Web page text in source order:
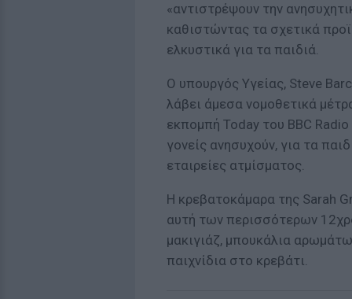
«αντιστρέψουν την
καθιστώντας τα σχετικά
ελκυστικά για τα παιδιά.
Ο υπουργός Υγείας, Steve
λάβει άμεσα νομοθετικά
εκπομπή Today του BBC
γονείς ανησυχούν, για τα
εταιρείες ατμίσματος.
Η κρεβατοκάμαρα της Sarah
αυτή των περισσότερων
μακιγιάζ, μπουκάλια
παιχνίδια στο κρεβάτι.